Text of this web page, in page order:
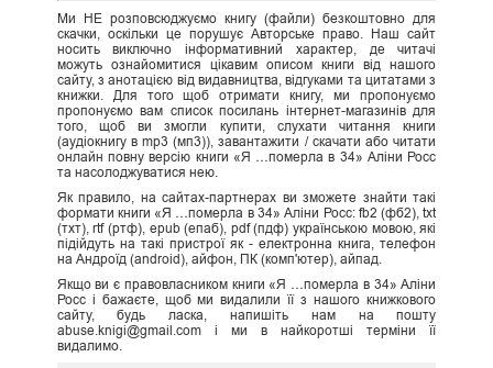
Ми НЕ розповсюджуємо книгу (файли) безкоштовно для
скачки, оскільки це порушує Авторське право. Наш сайт
носить виключно інформативний характер, де читачі
можуть ознайомитися цікавим описом книги від нашого
сайту, з анотацією від видавництва, відгуками та цитатами з
книжки. Для того щоб отримати книгу, ми пропонуємо
пропонуємо вам список посилань інтернет-магазинів для
того, щоб ви змогли купити, слухати читання книги
(аудіокнигу в mp3 (мп3)), завантажити / скачати або читати
онлайн повну версію книги «Я …померла в 34» Аліни Росс
та насолоджуватися нею.
Як правило, на сайтах-партнерах ви зможете знайти такі
формати книги «Я …померла в 34» Аліни Росс: fb2 (фб2), txt
(тхт), rtf (ртф), epub (епаб), pdf (пдф) українською мовою, які
підійдуть на такі пристрої як - електронна книга, телефон
на Андроїд (android), айфон, ПК (комп'ютер), айпад.
Якщо ви є правовласником книги «Я …померла в 34» Аліни
Росс і бажаєте, щоб ми видалили її з нашого книжкового
сайту, будь ласка, напишіть нам на пошту
abuse.knigi@gmail.com і ми в найкоротші терміни її
видалимо.